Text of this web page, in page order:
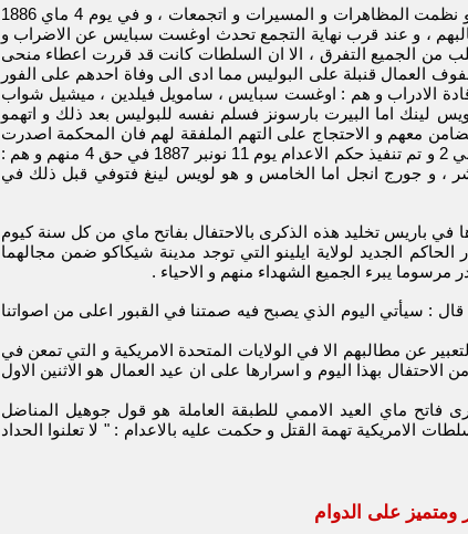
و في فاتح ماي 1886 اضرب ثلثا مصانع شيكاكو و نظمت المظاهرات و المسيرات و اتجمعات ، و في يوم 4 ماي 1886
، و عند قرب نهاية التجمع تحدث اوغست سبايس عن الاضراب و
من الجميع التفرق ، الا ان السلطات كانت قد قررت اعطاء منحى
العمال قنبلة على البوليس مما ادى الى وفاة احدهم على الفور
قادة الادراب و هم : اوغست سبايس ، سامويل فيلدين ، ميشيل شواب
لينك اما البيرت بارسونز فسلم نفسه للبوليس بعد ذلك و اتهمو
معهم و الاحتجاج على التهم الملفقة لهم فان المحكمة اصدرت
حكمها بالاعدام في حق 5 منهم و السجن المؤبد في 2 و تم تنفيذ حكم الاعدام يوم 11 نونبر 1887 في حق 4 منهم و هم :
، و جورج انجل اما الخامس و هو لويس لينغ فتوفي قبل ذلك في
سنة 1889 في مؤتمرها في باريس تخليد هذه الذكرى بالاحتفال بفاتح ماي من كل سنة كيوم
العمالي . و في سنة 1893 اعتدر الحاكم الجديد لولاية ايلينو التي توجد مدينة شيكاكو ضمن مجالهما
يبرء الجميع الشهداء منهم و الاحياء .
: سيأتي اليوم الذي يصبح فيه صمتنا في القبور اعلى من اصواتنا
عن مطالبهم الا في الولايات المتحدة الامريكية و التي تمعن في
الاحتفال بهذا اليوم و اسرارها على ان عيد العمال هو الاثنين الاول
فاتح ماي العيد الاممي للطبقة العاملة هو قول جوهيل المناضل
الامريكية تهمة القتل و حكمت عليه بالاعدام : " لا تعلنوا الحداد
ومتميز على الدوام